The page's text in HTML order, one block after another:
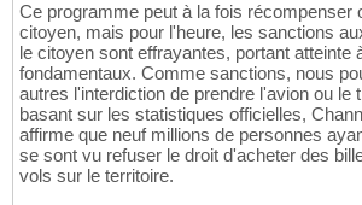
Ce programme peut à la fois récompenser
citoyen, mais pour l'heure, les sanctions
le citoyen sont effrayantes, portant atteinte
fondamentaux. Comme sanctions, nous
autres l'interdiction de prendre l'avion ou le
basant sur les statistiques officielles,
affirme que neuf millions de personnes
se sont vu refuser le droit d'acheter des
vols sur le territoire.